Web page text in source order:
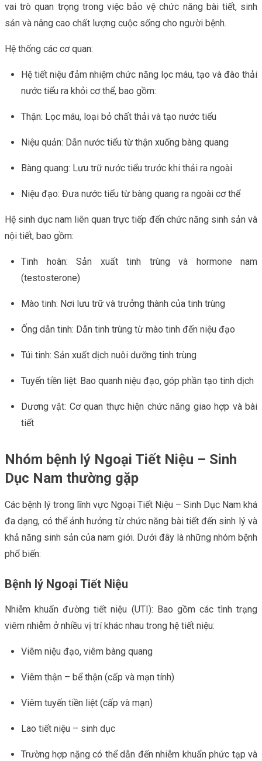
vai trò quan trọng trong việc bảo vệ chức năng bài tiết, sinh
sản và nâng cao chất lượng cuộc sống cho người bệnh.
Hệ thống các cơ quan:
Hệ tiết niệu đảm nhiệm chức năng lọc máu, tạo và đào thải
nước tiểu ra khỏi cơ thể, bao gồm:
Thận: Lọc máu, loại bỏ chất thải và tạo nước tiểu
Niệu quản: Dẫn nước tiểu từ thận xuống bàng quang
Bàng quang: Lưu trữ nước tiểu trước khi thải ra ngoài
Niệu đạo: Đưa nước tiểu từ bàng quang ra ngoài cơ thể
Hệ sinh dục nam liên quan trực tiếp đến chức năng sinh sản và
nội tiết, bao gồm:
Tinh hoàn: Sản xuất tinh trùng và hormone nam
(testosterone)
Mào tinh: Nơi lưu trữ và trưởng thành của tinh trùng
Ống dẫn tinh: Dẫn tinh trùng từ mào tinh đến niệu đạo
Túi tinh: Sản xuất dịch nuôi dưỡng tinh trùng
Tuyến tiền liệt: Bao quanh niệu đạo, góp phần tạo tinh dịch
Dương vật: Cơ quan thực hiện chức năng giao hợp và bài
tiết
Nhóm bệnh lý Ngoại Tiết Niệu – Sinh
Dục Nam thường gặp
Các bệnh lý trong lĩnh vực Ngoại Tiết Niệu – Sinh Dục Nam khá
đa dạng, có thể ảnh hưởng từ chức năng bài tiết đến sinh lý và
khả năng sinh sản của nam giới. Dưới đây là những nhóm bệnh
phổ biến:
Bệnh lý Ngoại Tiết Niệu
Nhiễm khuẩn đường tiết niệu (UTI): Bao gồm các tình trạng
viêm nhiễm ở nhiều vị trí khác nhau trong hệ tiết niệu:
Viêm niệu đạo, viêm bàng quang
Viêm thận – bể thận (cấp và mạn tính)
Viêm tuyến tiền liệt (cấp và mạn)
Lao tiết niệu – sinh dục
Trường hợp nặng có thể dẫn đến nhiễm khuẩn phức tạp và